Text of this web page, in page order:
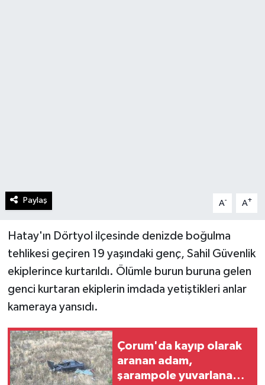
Paylaş A- A+
Hatay'ın Dörtyol ilçesinde denizde boğulma
tehlikesi geçiren 19 yaşındaki genç, Sahil Güvenlik
ekiplerince kurtarıldı. Ölümle burun buruna gelen
genci kurtaran ekiplerin imdada yetiştikleri anlar
kameraya yansıdı.
Çorum'da kayıp olarak
aranan adam,
şarampole yuvarlanan